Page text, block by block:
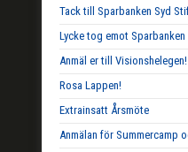
Tack till Sparbanken Syd
Lycke tog emot
Anmäl er till Visionshelegen!
Rosa Lappen!
Extrainsatt Årsmöte
Anmälan för Summercamp